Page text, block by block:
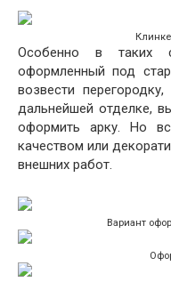
Особенно в таких
оформленный под
возвести
дальнейшей отделке,
оформить арку. Но
качеством или
внешних работ.
Вариант